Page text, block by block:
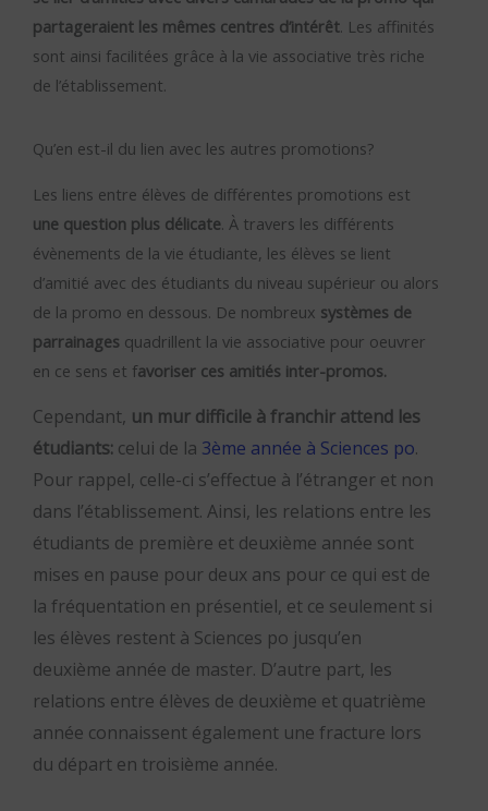
partageraient les mêmes centres d’intérêt. Les affinités
sont ainsi facilitées grâce à la vie associative très riche
de l’établissement.
Qu’en est-il du lien avec les autres promotions?
Les liens entre élèves de différentes promotions est
une question plus délicate. À travers les différents
évènements de la vie étudiante, les élèves se lient
d’amitié avec des étudiants du niveau supérieur ou alors
de la promo en dessous. De nombreux systèmes de
parrainages quadrillent la vie associative pour oeuvrer
en ce sens et favoriser ces amitiés inter-promos.
Cependant, un mur difficile à franchir attend les
étudiants: celui de la 3ème année à Sciences po.
Pour rappel, celle-ci s’effectue à l’étranger et non
dans l’établissement. Ainsi, les relations entre les
étudiants de première et deuxième année sont
mises en pause pour deux ans pour ce qui est de
la fréquentation en présentiel, et ce seulement si
les élèves restent à Sciences po jusqu’en
deuxième année de master. D’autre part, les
relations entre élèves de deuxième et quatrième
année connaissent également une fracture lors
du départ en troisième année.